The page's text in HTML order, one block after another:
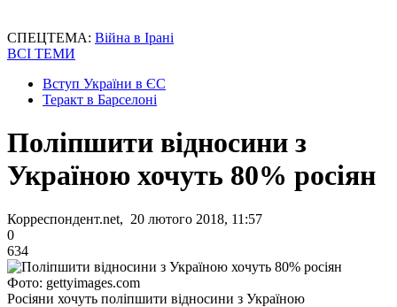
СПЕЦТЕМА: Війна в Ірані
ВСІ ТЕМИ
Вступ України в ЄС
Теракт в Барселоні
Поліпшити відносини з
Україною хочуть 80% росіян
Корреспондент.net, 20 лютого 2018, 11:57
0
634
Фото: gettyimages.com
Росіяни хочуть поліпшити відносини з Україною